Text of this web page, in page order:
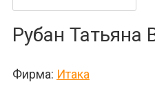
Рубан Татьяна
Фирма: Итака